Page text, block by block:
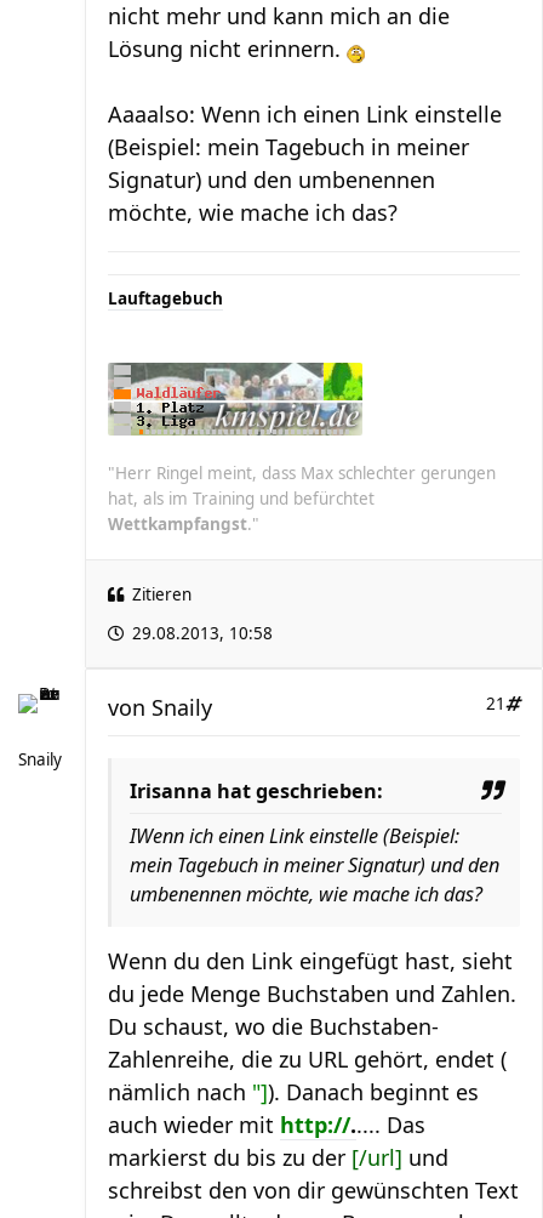
nicht mehr und kann mich an die
Lösung nicht erinnern.
Aaaalso: Wenn ich einen Link einstelle
(Beispiel: mein Tagebuch in meiner
Signatur) und den umbenennen
möchte, wie mache ich das?
Lauftagebuch
"Herr Ringel meint, dass Max schlechter gerungen
hat, als im Training und befürchtet
Wettkampfangst."
Zitieren
29.08.2013, 10:58
Snaily
21
von Snaily
Irisanna hat geschrieben:
IWenn ich einen Link einstelle (Beispiel:
mein Tagebuch in meiner Signatur) und den
umbenennen möchte, wie mache ich das?
Wenn du den Link eingefügt hast, sieht
du jede Menge Buchstaben und Zahlen.
Du schaust, wo die Buchstaben-
Zahlenreihe, die zu URL gehört, endet (
nämlich nach "]). Danach beginnt es
auch wieder mit http://..... Das
markierst du bis zu der [/url] und
schreibst den von dir gewünschten Text